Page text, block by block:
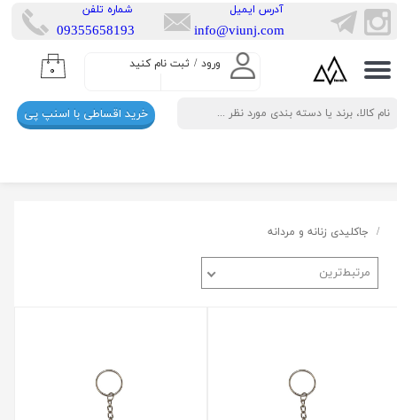
ورود / ثبت نام کنید
حساب کاربری من
تغییر گذر واژه
سفارشات
۰
​شماره تلفن
​​09355658193
​آدرس ایمیل
info@viunj.com
خرید اقساطی با اسنپ پی
جاکلیدی زنانه و مردانه
مرتبط‌ترین